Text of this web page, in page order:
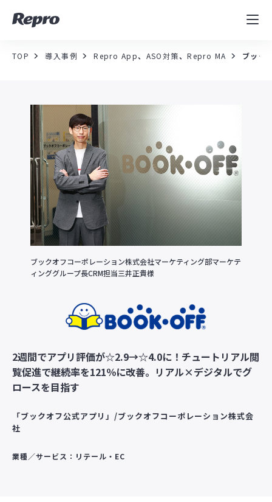
MAツール
導入事例
セミナー／イベント
資料／コンテンツ
資料ダウンロード 料金・お問合せ
TOP 導入事例 Repro App、 ASO対策、Repro MA ブック
ブックオフコーポレーション株式会社マーケティング部マーケテ
ィンググループ長CRM担当三井正貴様
2週間でアプリ評価が☆2.9→☆4.0に！チュートリアル閲
覧促進で継続率を121％に改善。リアル×デジタルでグ
ロースを目指す
「ブックオフ公式アプリ」/ブックオフコーポレーション株式会
社
業種／サービス：リテール・EC